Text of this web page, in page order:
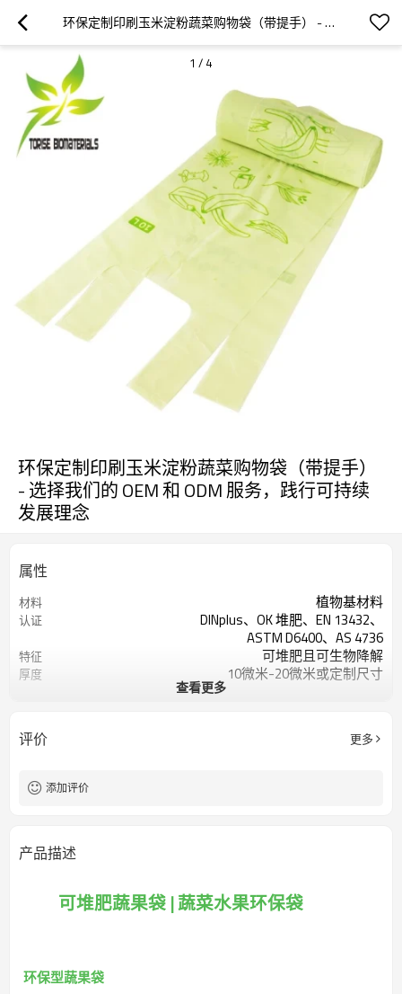
环保定制印刷玉米淀粉蔬菜购物袋（带提手） - 选择我们的 OEM 和 ODM 服务，践行可持续发展理念
1 / 4
环保定制印刷玉米淀粉蔬菜购物袋（带提手）
- 选择我们的 OEM 和 ODM 服务，践行可持续
发展理念
属性
材料 植物基材料
认证
DINplus、OK 堆肥、EN 13432、
ASTM D6400、AS 4736
特征 可堆肥且可生物降解
厚度 10微米-20微米或定制尺寸
查看更多
评价 更多
添加评价
产品描述
可堆肥蔬果袋 | 蔬菜水果环保袋
环保型蔬果袋